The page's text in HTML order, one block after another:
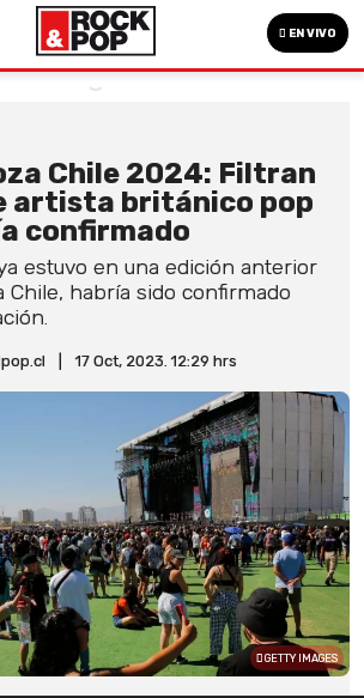
EN VIVO
Chile 2024: Filtran
artista británico pop
confirmado
estuvo en una edición anterior
Chile, habría sido confirmado
17 Oct, 2023. 12:29 hrs
GETTY IMAGES